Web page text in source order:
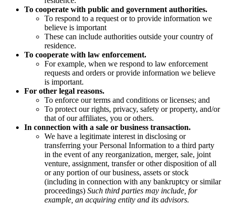
To cooperate with public and government authorities.
To respond to a request or to provide information we
believe is important
These can include authorities outside your country of
residence.
To cooperate with law enforcement.
For example, when we respond to law enforcement
requests and orders or provide information we believe
is important.
For other legal reasons.
To enforce our terms and conditions or licenses; and
To protect our rights, privacy, safety or property, and/or
that of our affiliates, you or others.
In connection with a sale or business transaction.
We have a legitimate interest in disclosing or
transferring your Personal Information to a third party
in the event of any reorganization, merger, sale, joint
venture, assignment, transfer or other disposition of all
or any portion of our business, assets or stock
(including in connection with any bankruptcy or similar
proceedings) Such third parties may include, for
example, an acquiring entity and its advisors.